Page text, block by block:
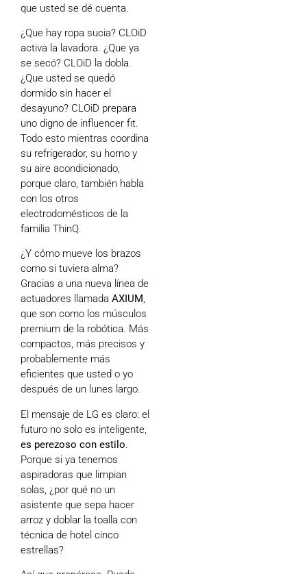
que usted se dé cuenta.
¿Que hay ropa sucia? CLOiD
activa la lavadora. ¿Que ya
se secó? CLOiD la dobla.
¿Que usted se quedó
dormido sin hacer el
desayuno? CLOiD prepara
uno digno de influencer fit.
Todo esto mientras coordina
su refrigerador, su horno y
su aire acondicionado,
porque claro, también habla
con los otros
electrodomésticos de la
familia ThinQ.
¿Y cómo mueve los brazos
como si tuviera alma?
Gracias a una nueva línea de
actuadores llamada AXIUM,
que son como los músculos
premium de la robótica. Más
compactos, más precisos y
probablemente más
eficientes que usted o yo
después de un lunes largo.
El mensaje de LG es claro: el
futuro no solo es inteligente,
es perezoso con estilo.
Porque si ya tenemos
aspiradoras que limpian
solas, ¿por qué no un
asistente que sepa hacer
arroz y doblar la toalla con
técnica de hotel cinco
estrellas?